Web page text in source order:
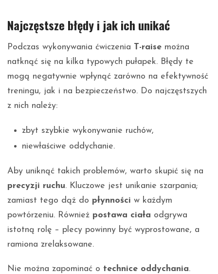
Najczęstsze błędy i jak ich unikać
Podczas wykonywania ćwiczenia T-raise można
natknąć się na kilka typowych pułapek. Błędy te
mogą negatywnie wpłynąć zarówno na efektywność
treningu, jak i na bezpieczeństwo. Do najczęstszych
z nich należy:
zbyt szybkie wykonywanie ruchów,
niewłaściwe oddychanie.
Aby uniknąć takich problemów, warto skupić się na
precyzji ruchu. Kluczowe jest unikanie szarpania;
zamiast tego dąż do płynności w każdym
powtórzeniu. Również postawa ciała odgrywa
istotną rolę – plecy powinny być wyprostowane, a
ramiona zrelaksowane.
Nie można zapominać o technice oddychania.